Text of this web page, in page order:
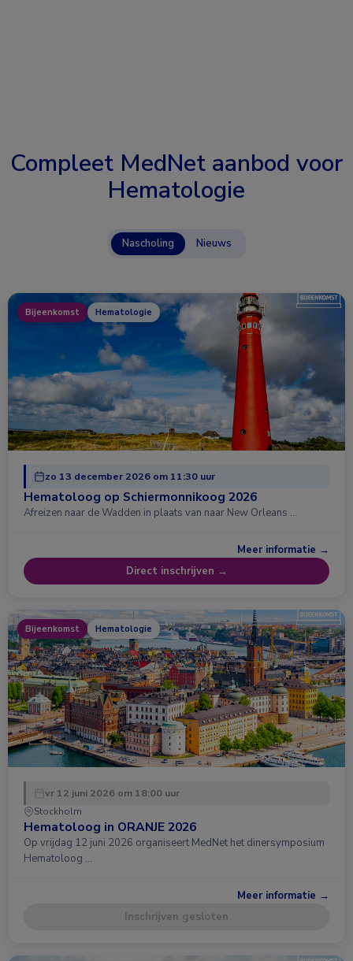
Compleet MedNet aanbod voor
Hematologie
Nascholing Nieuws
Bijeenkomst Hematologie
zo 13 december 2026 om 11:30 uur
Hematoloog op Schiermonnikoog 2026
Afreizen naar de Wadden in plaats van naar New Orleans …
Meer informatie →
Direct inschrijven →
Bijeenkomst Hematologie
vr 12 juni 2026 om 18:00 uur
Stockholm
Hematoloog in ORANJE 2026
Op vrijdag 12 juni 2026 organiseert MedNet het dinersymposium
Hematoloog …
Meer informatie →
Inschrijven gesloten